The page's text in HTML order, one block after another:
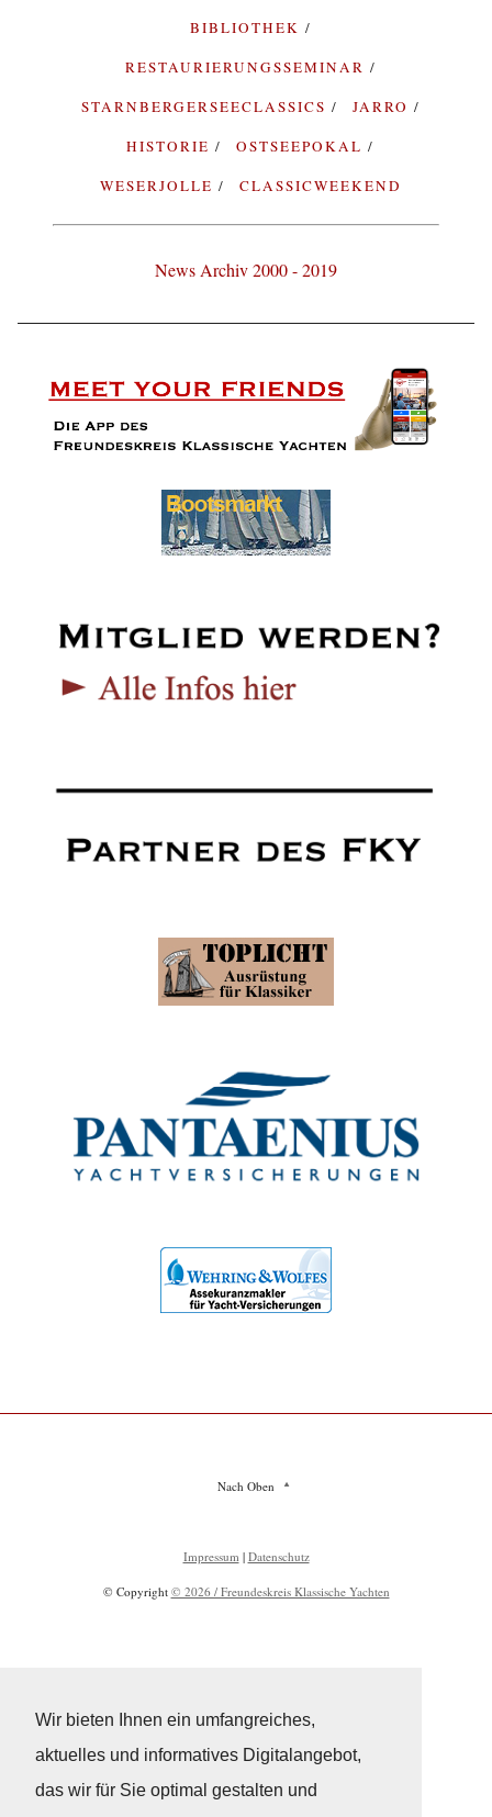
Wir bieten Ihnen ein umfangreiches,
aktuelles und informatives Digitalangebot,
das wir für Sie optimal gestalten und
BIBLIOTHEK
RESTAURIERUNGSSEMINAR
STARNBERGERSEECLASSICS
JARRO
HISTORIE
OSTSEEPOKAL
WESERJOLLE
CLASSICWEEKEND
News Archiv 2000 - 2019
Nach Oben
Impressum | Datenschutz
© Copyright © 2026 / Freundeskreis Klassische Yachten